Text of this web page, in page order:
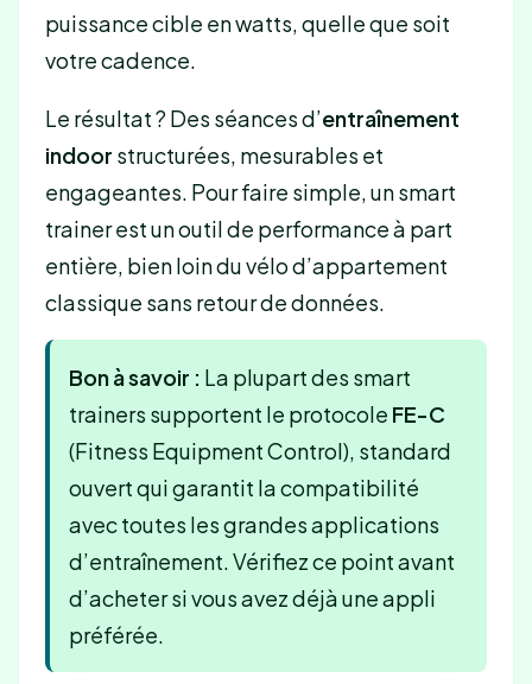
puissance cible en watts, quelle que soit
votre cadence.
Le résultat ? Des séances d’entraînement
indoor structurées, mesurables et
engageantes. Pour faire simple, un smart
trainer est un outil de performance à part
entière, bien loin du vélo d’appartement
classique sans retour de données.
Bon à savoir : La plupart des smart
trainers supportent le protocole FE-C
(Fitness Equipment Control), standard
ouvert qui garantit la compatibilité
avec toutes les grandes applications
d’entraînement. Vérifiez ce point avant
d’acheter si vous avez déjà une appli
préférée.